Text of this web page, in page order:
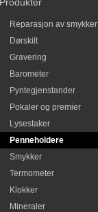
Reparasjon av smykker
Dørskilt
Gravering
Barometer
Pyntegjenstander
Pokaler og premier
Lysestaker
Penneholdere
Smykker
Termometer
Klokker
Mineraler